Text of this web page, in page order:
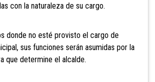
con la naturaleza de su cargo.
donde no esté provisto el cargo de
sus funciones serán asumidas por la
que determine el alcalde.